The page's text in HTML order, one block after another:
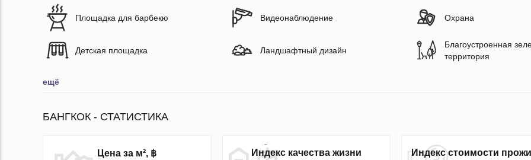
Площадка для барбекю Видеонаблюдение Охрана
Детская площадка Ландшафтный дизайн
Благоустроенная
территория
ещё
БАНГКОК - СТАТИСТИКА
Цена за м², ฿ Индекс качества жизни Индекс стоимости